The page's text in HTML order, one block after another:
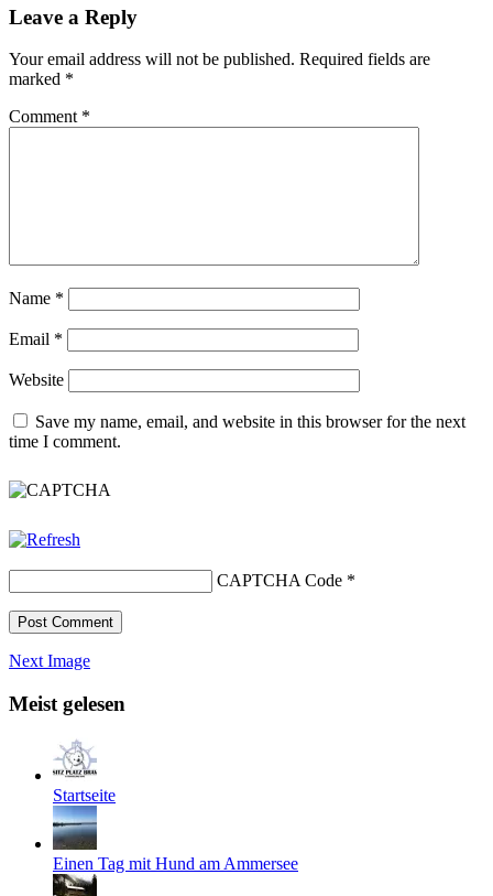
Leave a Reply
Your email address will not be published. Required fields are
marked *
Comment *
Name *
Email *
Website
Save my name, email, and website in this browser for the next
time I comment.
CAPTCHA Code *
Next Image
Meist gelesen
Startseite
Einen Tag mit Hund am Ammersee